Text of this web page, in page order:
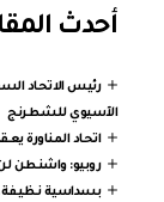
أحدث
رئيس الاتحاد
الآسيوي للشطرنج
اتحاد المناورة
روبيو: واشنطن
بسداسية